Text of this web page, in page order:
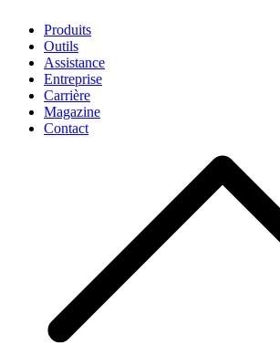
Produits
Outils
Assistance
Entreprise
Carrière
Magazine
Contact